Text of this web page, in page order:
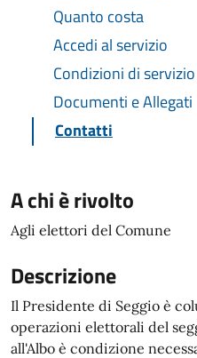
Quanto costa
Accedi al servizio
Condizioni di servizio
Documenti e Allegati
Contatti
A chi è rivolto
Agli elettori del Comune
Descrizione
Il Presidente di Seggio è
operazioni elettorali del
all'Albo è condizione